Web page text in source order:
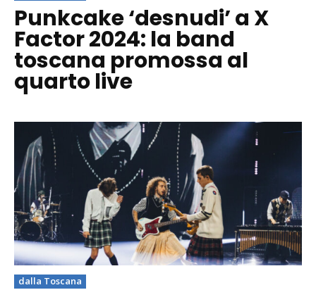
Punkcake ‘desnudi’ a X
Factor 2024: la band
toscana promossa al
quarto live
dalla Toscana